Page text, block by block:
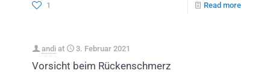
1 Read more
andi at 3. Februar 2021
Vorsicht beim Rückenschmerz